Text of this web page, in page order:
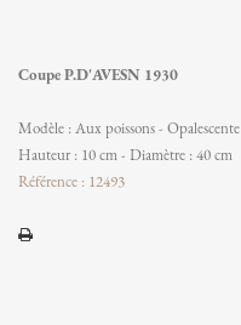
Coupe P.D'AVESN 1930
Modèle : Aux poissons - Opalescente
Hauteur : 10 cm - Diamètre : 40 cm
Référence : 12493